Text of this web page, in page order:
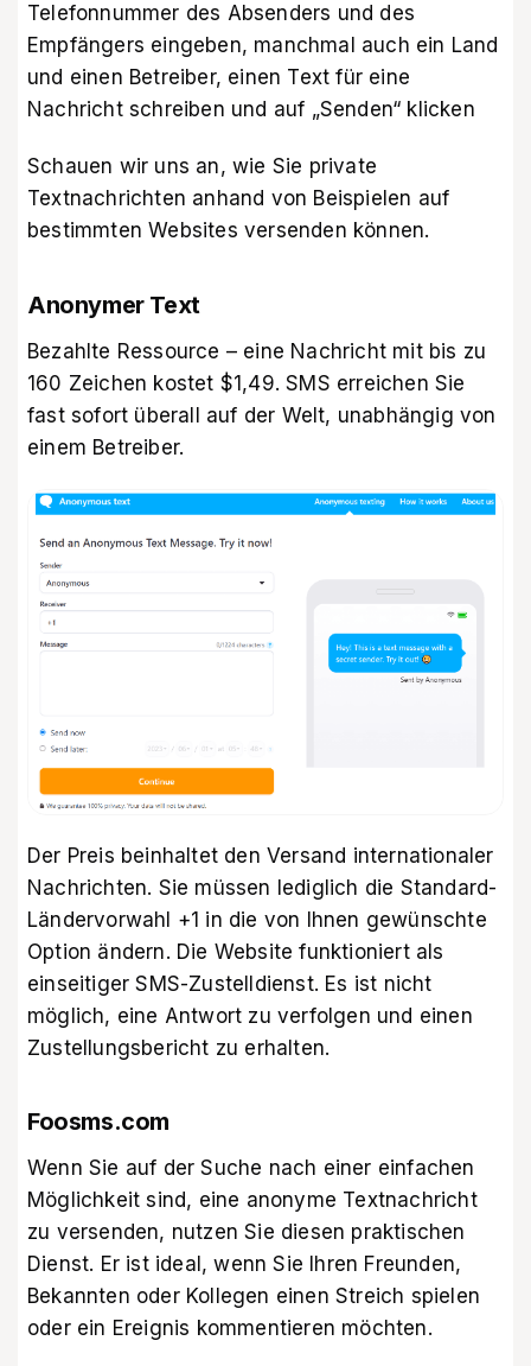
Telefonnummer des Absenders und des
Empfängers eingeben, manchmal auch ein Land
und einen Betreiber, einen Text für eine
Nachricht schreiben und auf „Senden“ klicken
Schauen wir uns an, wie Sie private
Textnachrichten anhand von Beispielen auf
bestimmten Websites versenden können.
Anonymer Text
Bezahlte Ressource – eine Nachricht mit bis zu
160 Zeichen kostet $1,49. SMS erreichen Sie
fast sofort überall auf der Welt, unabhängig von
einem Betreiber.
Der Preis beinhaltet den Versand internationaler
Nachrichten. Sie müssen lediglich die Standard-
Ländervorwahl +1 in die von Ihnen gewünschte
Option ändern. Die Website funktioniert als
einseitiger SMS-Zustelldienst. Es ist nicht
möglich, eine Antwort zu verfolgen und einen
Zustellungsbericht zu erhalten.
Foosms.com
Wenn Sie auf der Suche nach einer einfachen
Möglichkeit sind, eine anonyme Textnachricht
zu versenden, nutzen Sie diesen praktischen
Dienst. Er ist ideal, wenn Sie Ihren Freunden,
Bekannten oder Kollegen einen Streich spielen
oder ein Ereignis kommentieren möchten.